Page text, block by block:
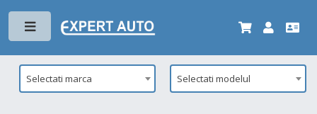
Selectati marca Selectati modelul
Toggle